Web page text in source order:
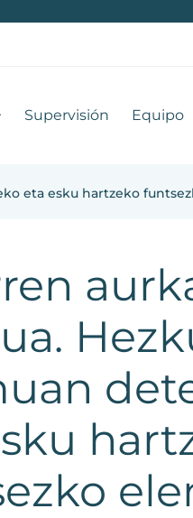
Supervisión Equipo
eta esku hartzeko